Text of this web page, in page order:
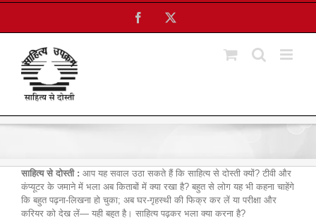
Skip
content
Facebook
साहित्य से दोस्ती : आप यह सवाल उठा सकते हैं कि साहित्य से दोस्ती क्यों? टीवी और
कंप्यूटर के जमाने में भला अब किताबों में क्या रखा है? बहुत से लोग यह भी कहना चाहेंगे
कि बहुत पढ़ना-लिखना हो चुका; अब घर-गृहस्थी की फिक्र कर लें या परीक्षा और
करियर को देख लें— यही बहुत है। साहित्य पढ़कर भला क्या करना है?